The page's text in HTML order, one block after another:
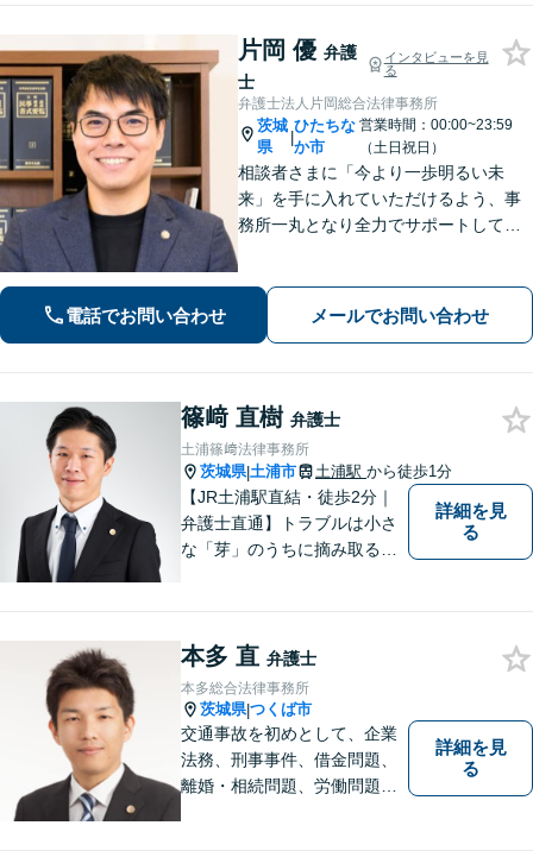
片岡 優 弁護
士
インタビューを見
る
弁護士法人片岡総合法律事務所
茨城
県
|
ひたちな
か市
営業時間：00:00~23:59
（土日祝日）
相談者さまに「今より一歩明るい未
来」を手に入れていただけるよう、事
務所一丸となり全力でサポートしてま
かした相続関連業務／交通事故などに
幅広く対応します【初回相談無料】
電話でお問い合わせ メールでお問い合わせ
篠﨑 直樹 弁護士
土浦篠﨑法律事務所
茨城県|土浦市 土浦駅 から徒歩1分
【JR土浦駅直結・徒歩2分｜
弁護士直通】トラブルは小さ
な「芽」のうちに摘み取るこ
詳細を見
る
本多 直 弁護士
本多総合法律事務所
茨城県|つくば市
交通事故を初めとして、企業
法務、刑事事件、借金問題、
離婚・相続問題、労働問題そ
詳細を見
る